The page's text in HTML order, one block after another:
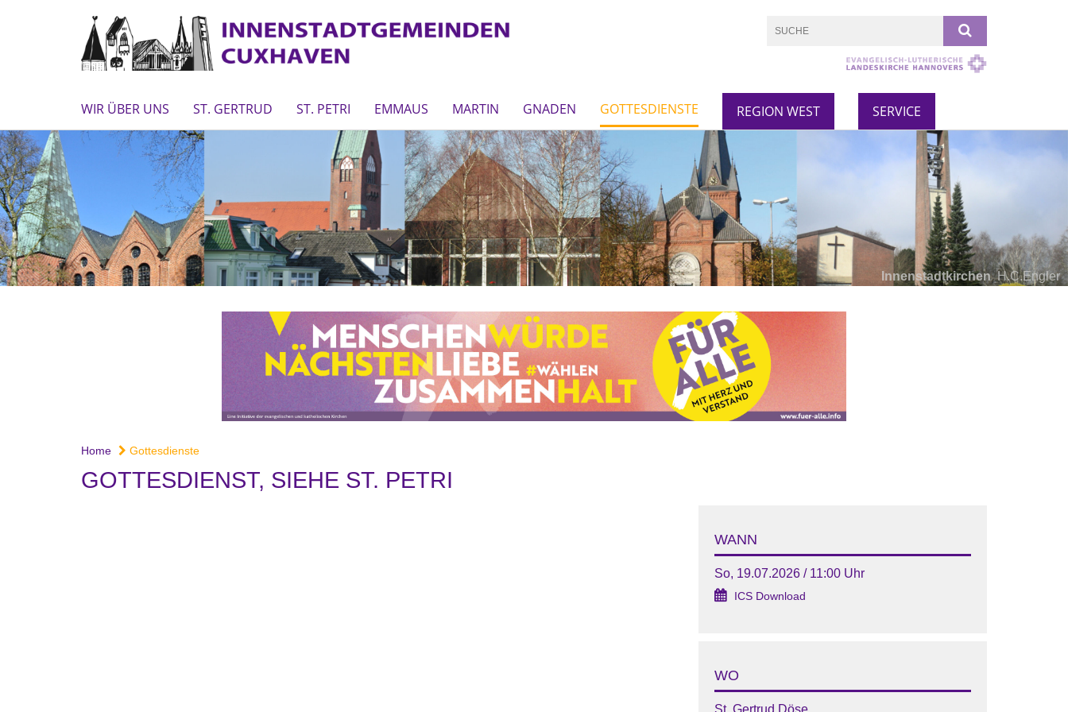
WIR ÜBER UNS ST. GERTRUD ST. PETRI EMMAUS MARTIN GNADEN GOTTESDIENSTE REGION WEST SERVICE
InnenstadtkirchenH.C.Engler
Home Gottesdienste
GOTTESDIENST, SIEHE ST. PETRI
WANN
So, 19.07.2026 / 11:00 Uhr
ICS Download
WO
St. Gertrud Döse